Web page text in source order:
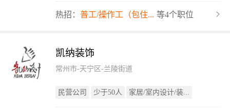
热招： 普工/操作工（包住... 等4个职位
凯纳装饰
常州市-天宁区-兰陵街道
民营公司 少于50人 家居/室内设计/装...